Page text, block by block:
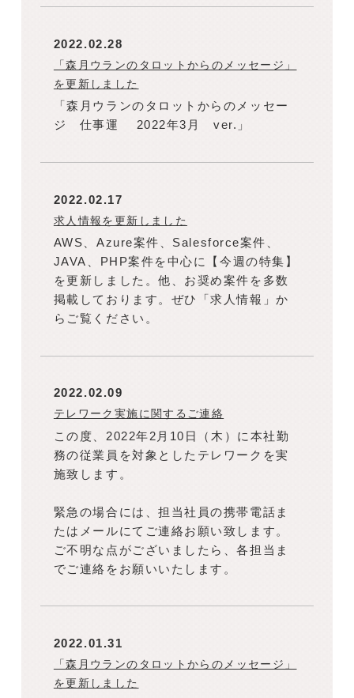
2022.02.28
「森月ウランのタロットからのメッセージ」
を更新しました
「森月ウランのタロットからのメッセー
ジ 仕事運 2022年3月 ver.」
2022.02.17
求人情報を更新しました
AWS、Azure案件、Salesforce案件、
JAVA、PHP案件を中心に【今週の特集】
を更新しました。他、お奨め案件を多数
掲載しております。ぜひ「求人情報」か
らご覧ください。
2022.02.09
テレワーク実施に関するご連絡
この度、2022年2月10日（木）に本社勤
務の従業員を対象としたテレワークを実
施致します。
緊急の場合には、担当社員の携帯電話ま
たはメールにてご連絡お願い致します。
ご不明な点がございましたら、各担当ま
でご連絡をお願いいたします。
2022.01.31
「森月ウランのタロットからのメッセージ」
を更新しました